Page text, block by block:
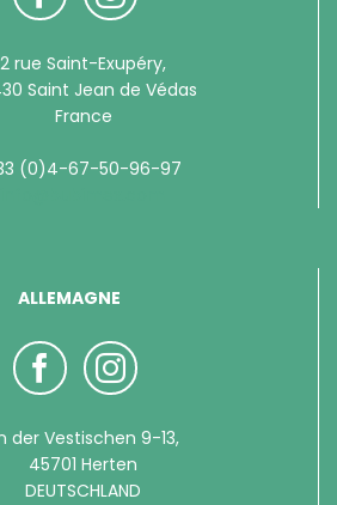
rue Saint-Exupéry,
Saint Jean de Védas
France
(0)4-67-50-96-97
ALLEMAGNE
der Vestischen 9-13,
45701 Herten
DEUTSCHLAND